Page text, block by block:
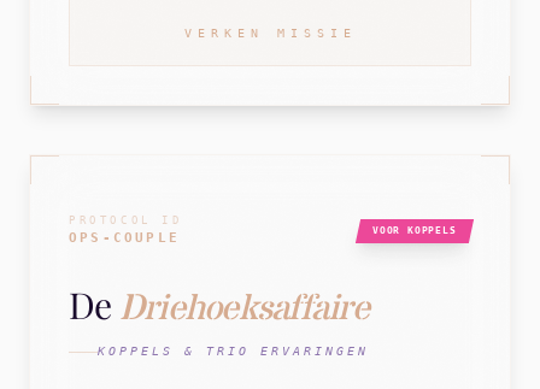
VERKEN MISSIE
PROTOCOL ID
OPS-COUPLE VOOR KOPPELS
De Driehoeksaffaire
KOPPELS & TRIO ERVARINGEN